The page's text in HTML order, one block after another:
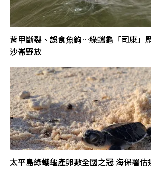
背甲斷裂、誤食魚鉤…綠蠵龜「司康」
沙崙野放
太平島綠蠵龜產卵數全國之冠 海保署